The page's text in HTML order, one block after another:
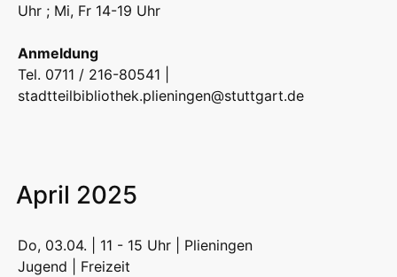
Uhr ; Mi, Fr 14-19 Uhr
Anmeldung
Tel. 0711 / 216-80541 |
stadtteilbibliothek.plieningen@stuttgart.de
April 2025
Do, 03.04. | 11 - 15 Uhr | Plieningen
Jugend | Freizeit